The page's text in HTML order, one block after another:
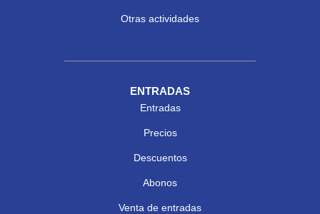
Otras actividades
ENTRADAS
Entradas
Precios
Descuentos
Abonos
Venta de entradas